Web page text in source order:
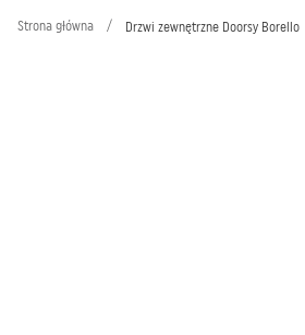
Strona główna / Drzwi zewnętrzne Doorsy Borello